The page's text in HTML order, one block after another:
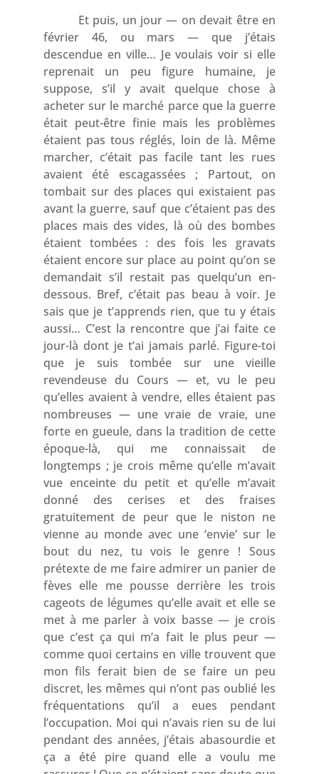
Et puis, un jour — on devait être en
février 46, ou mars — que j’étais
descendue en ville… Je voulais voir si elle
reprenait un peu figure humaine, je
suppose, s’il y avait quelque chose à
acheter sur le marché parce que la guerre
était peut-être finie mais les problèmes
étaient pas tous réglés, loin de là. Même
marcher, c’était pas facile tant les rues
avaient été escagassées ; Partout, on
tombait sur des places qui existaient pas
avant la guerre, sauf que c’étaient pas des
places mais des vides, là où des bombes
étaient tombées : des fois les gravats
étaient encore sur place au point qu’on se
demandait s’il restait pas quelqu’un en-
dessous. Bref, c’était pas beau à voir. Je
sais que je t’apprends rien, que tu y étais
aussi… C’est la rencontre que j’ai faite ce
jour-là dont je t’ai jamais parlé. Figure-toi
que je suis tombée sur une vieille
revendeuse du Cours — et, vu le peu
qu’elles avaient à vendre, elles étaient pas
nombreuses — une vraie de vraie, une
forte en gueule, dans la tradition de cette
époque-là, qui me connaissait de
longtemps ; je crois même qu’elle m’avait
vue enceinte du petit et qu’elle m’avait
donné des cerises et des fraises
gratuitement de peur que le niston ne
vienne au monde avec une ‘envie’ sur le
bout du nez, tu vois le genre ! Sous
prétexte de me faire admirer un panier de
fèves elle me pousse derrière les trois
cageots de légumes qu’elle avait et elle se
met à me parler à voix basse — je crois
que c’est ça qui m’a fait le plus peur —
comme quoi certains en ville trouvent que
mon fils ferait bien de se faire un peu
discret, les mêmes qui n’ont pas oublié les
fréquentations qu’il a eues pendant
l’occupation. Moi qui n’avais rien su de lui
pendant des années, j’étais abasourdie et
ça a été pire quand elle a voulu me